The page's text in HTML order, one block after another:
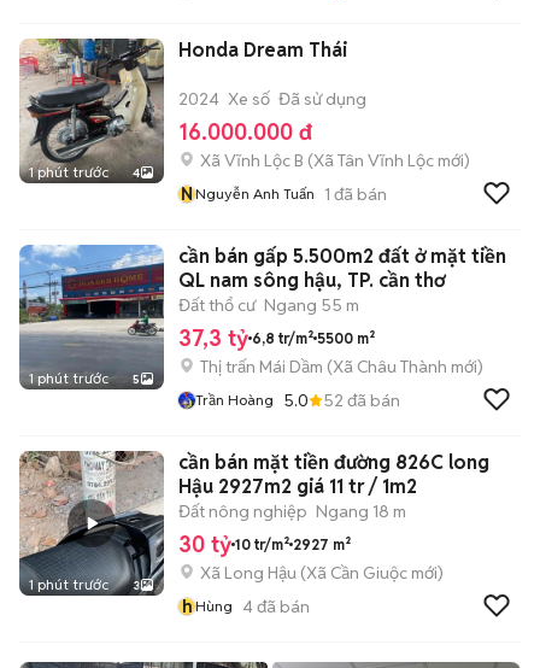
1 phút trước 4
Honda Dream Thái
2024 Xe số Đã sử dụng
16.000.000 đ
Xã Vĩnh Lộc B (Xã Tân Vĩnh Lộc mới)
NNguyễn Anh Tuấn 1 đã bán
1 phút trước 5
cần bán gấp 5.500m2 đất ở mặt tiền
QL nam sông hậu, TP. cần thơ
Đất thổ cư Ngang 55 m
37,3 tỷ 6,8 tr/m² 5500 m²
Thị trấn Mái Dầm (Xã Châu Thành mới)
Trần Hoàng 5.0 52 đã bán
1 phút trước 3
cần bán mặt tiền đường 826C long
Hậu 2927m2 giá 11 tr / 1m2
Đất nông nghiệp Ngang 18 m
30 tỷ 10 tr/m² 2927 m²
Xã Long Hậu (Xã Cần Giuộc mới)
hHùng 4đã bán